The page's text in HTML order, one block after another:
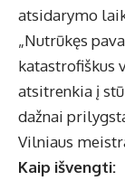
atsidarymo
„Nutrūkęs
katastrofiškus
atsitrenkia į
dažnai
Vilniaus
Kaip išvengti: